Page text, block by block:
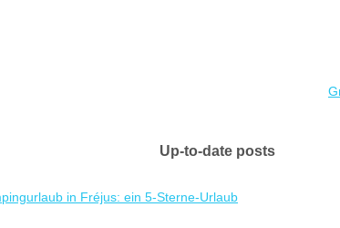
Up-to-date posts
in Fréjus: ein 5-Sterne-Urlaub